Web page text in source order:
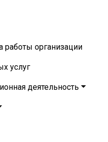
работы организации
услуг
деятельность